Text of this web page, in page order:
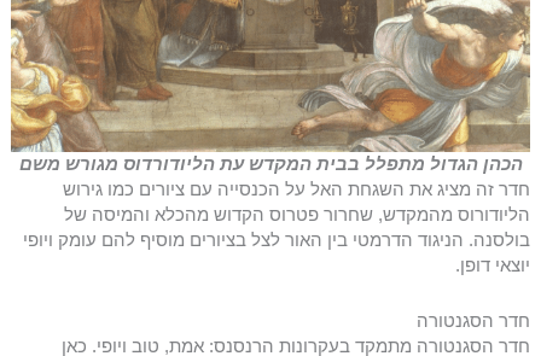
הכהן הגדול מתפלל בבית המקדש עת הליודורדוס מגורש משם
חדר זה מציג את השגחת האל על הכנסייה עם ציורים כמו גירוש
הליודורוס מהמקדש, שחרור פטרוס הקדוש מהכלא והמיסה של
בולסנה. הניגוד הדרמטי בין האור לצל בציורים מוסיף להם עומק ויופי
יוצאי דופן.
חדר הסגנטורה
חדר הסגנטורה מתמקד בעקרונות הרנסנס: אמת, טוב ויופי. כאן